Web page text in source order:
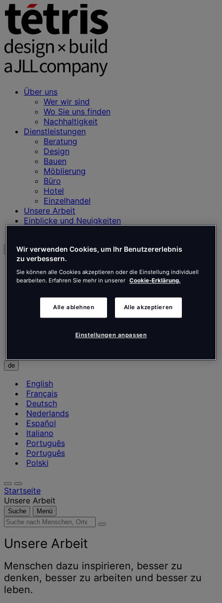
Über uns
Wer wir sind
Wo Sie uns finden
Nachhaltigkeit
Dienstleistungen
Beratung
Design
Bauen
Möblierung
Büro
Hotel
Einzelhandel
Unsere Arbeit
Einblicke und Neuigkeiten
Deutsch
English
Français
Nederlands
Español
Italiano
de
English
Français
Deutsch
Nederlands
Español
Italiano
Português
Português
Polski
Startseite
Unsere Arbeit
Suche Menü
Suche
Menschen,
Orten,
Nachrichten
und
Erkenntnissen
Unsere Arbeit
Menschen dazu inspirieren, besser zu
denken, besser zu arbeiten und besser zu
leben.
Wir verwenden Cookies, um Ihr Benutzererlebnis
zu verbessern.
Sie können alle Cookies akzeptieren oder die Einstellung individuell
bearbeiten. Erfahren Sie mehr in unserer Cookie-Erklärung.
Alle ablehnen Alle akzeptieren
Einstellungen anpassen